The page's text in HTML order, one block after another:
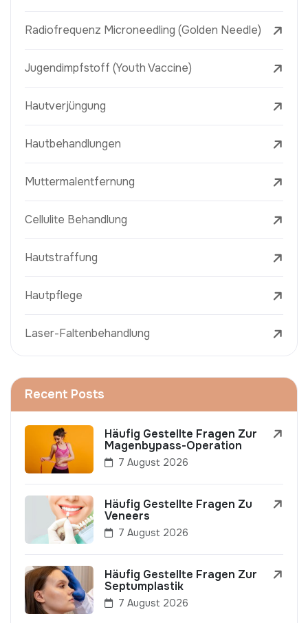
Radiofrequenz Microneedling (Golden Needle)
Jugendimpfstoff (Youth Vaccine)
Hautverjüngung
Hautbehandlungen
Muttermalentfernung
Cellulite Behandlung
Hautstraffung
Hautpflege
Laser-Faltenbehandlung
Recent Posts
Häufig Gestellte Fragen Zur
Magenbypass-Operation
7 August 2026
Häufig Gestellte Fragen Zu
Veneers
7 August 2026
Häufig Gestellte Fragen Zur
Septumplastik
7 August 2026